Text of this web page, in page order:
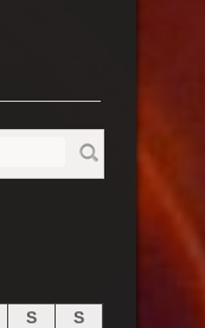
S
S